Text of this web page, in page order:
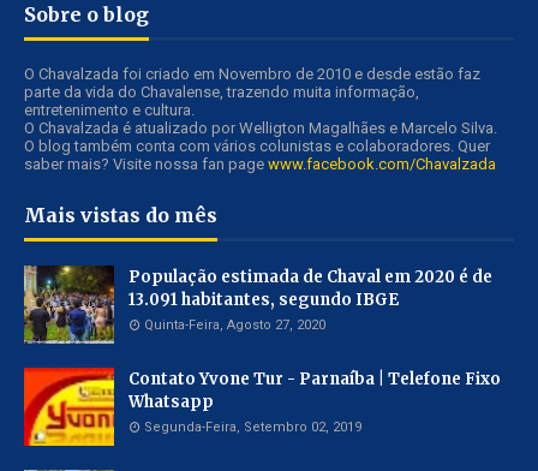
Sobre o blog
O Chavalzada foi criado em Novembro de 2010 e desde estão faz
parte da vida do Chavalense, trazendo muita informação,
entretenimento e cultura.
O Chavalzada é atualizado por Welligton Magalhães e Marcelo Silva.
O blog também conta com vários colunistas e colaboradores. Quer
saber mais? Visite nossa fan page www.facebook.com/Chavalzada
Mais vistas do mês
População estimada de Chaval em 2020 é de
13.091 habitantes, segundo IBGE
Quinta-Feira, Agosto 27, 2020
Contato Yvone Tur - Parnaíba | Telefone Fixo
Whatsapp
Segunda-Feira, Setembro 02, 2019